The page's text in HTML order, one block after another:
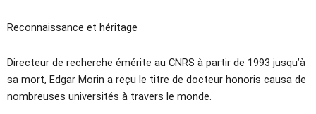
Reconnaissance et héritage
Directeur de recherche émérite au CNRS à partir de 1993 jusqu’à
sa mort, Edgar Morin a reçu le titre de docteur honoris causa de
nombreuses universités à travers le monde.